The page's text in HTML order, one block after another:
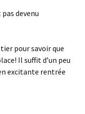
devenu
pour savoir que
Il suffit d’un peu
excitante rentrée